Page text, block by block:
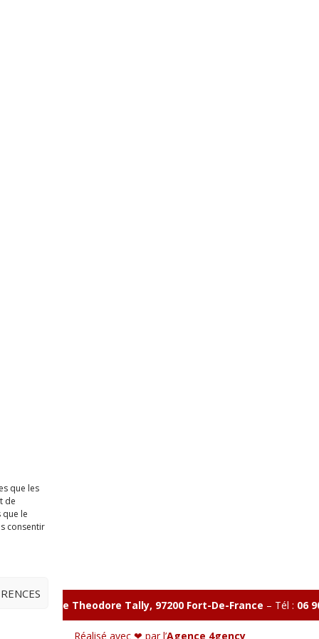
que les
de
le
consentir
365 B rue Theodore Tally, 97200 Fort-De-France – Tél : 06
Réalisé avec ❤ par l’Agence 4gency